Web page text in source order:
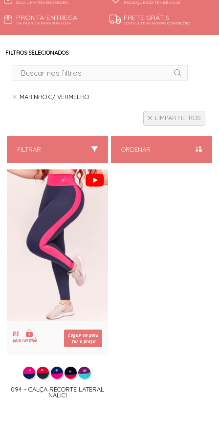
SEJA UMA REVENDEDORA PEÇAS QUE SÃO TENDÊNCIAS!
PRONTA-ENTREGA
DA FÁBRICA PARA SUA LOJA
FRETE GRÁTIS
CONSULTE AS NOSSAS CONDIÇÕES
FILTROS SELECIONADOS
MARINHO C/ VERMELHO
LIMPAR FILTROS
FILTRAR ORDENAR
R$
para revenda
Logue-se para
ver o preço
094 - CALÇA RECORTE LATERAL
NALICI